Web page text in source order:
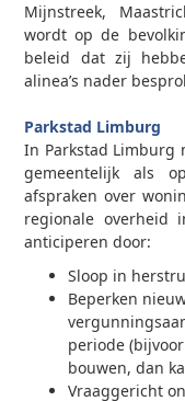
Mijnstreek,
wordt op de
beleid dat zij
alinea’s nader
Parkstad Limburg
In Parkstad Limburg
gemeentelijk als
afspraken over
regionale overheid
anticiperen door:
Sloop in
Beperken
periode
bouwen, dan
Vraaggericht